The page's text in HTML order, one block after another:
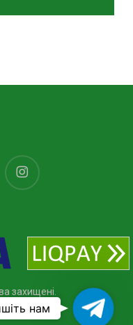
instagram
захищені.
Ваш
нам